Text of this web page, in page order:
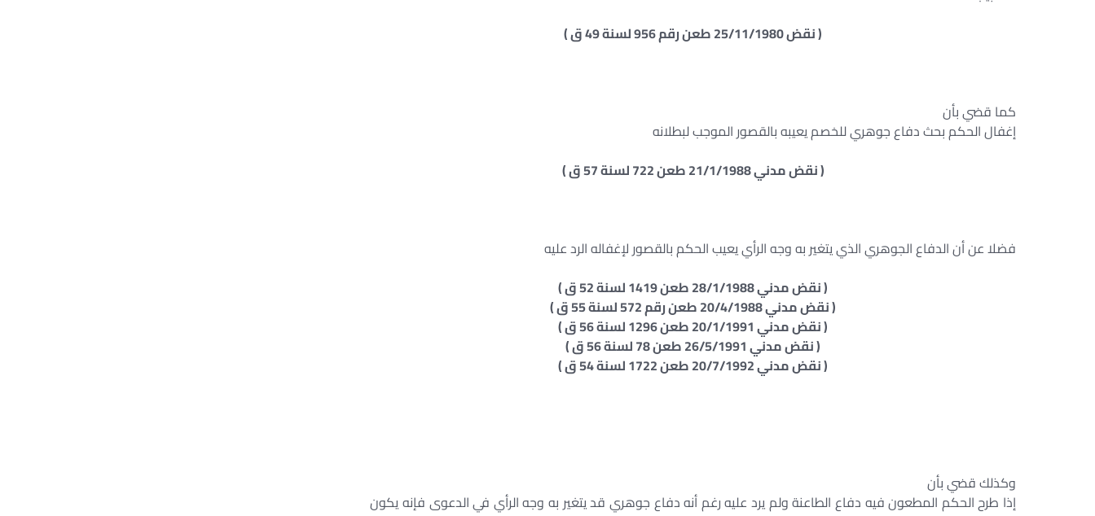
( نقض 25/11/1980 طعن رقم 956 لسنة 49 ق )
كما قضي بأن
إغفال الحكم بحث دفاع جوهري للخصم يعيبه بالقصور الموجب لبطلانه
( نقض مدني 21/1/1988 طعن 722 لسنة 57 ق )
فضلا عن أن الدفاع الجوهري الذي يتغير به وجه الرأي يعيب الحكم بالقصور لإغفاله الرد عليه
( نقض مدني 28/1/1988 طعن 1419 لسنة 52 ق )
( نقض مدني 20/4/1988 طعن رقم 572 لسنة 55 ق )
( نقض مدني 20/1/1991 طعن 1296 لسنة 56 ق )
( نقض مدني 26/5/1991 طعن 78 لسنة 56 ق )
( نقض مدني 20/7/1992 طعن 1722 لسنة 54 ق )
وكذلك قضي بأن
إذا طرح الحكم المطعون فيه دفاع الطاعنة ولم يرد عليه رغم أنه دفاع جوهري قد يتغير به وجه الرأي في الدعوى فإنه يكون